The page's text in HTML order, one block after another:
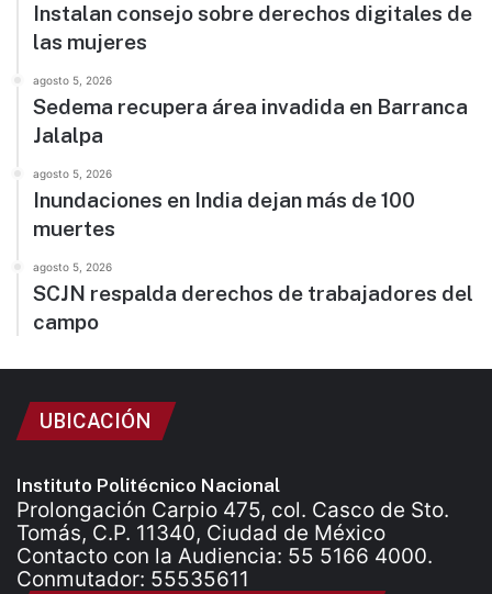
Instalan consejo sobre derechos digitales de
las mujeres
agosto 5, 2026
Sedema recupera área invadida en Barranca
Jalalpa
agosto 5, 2026
Inundaciones en India dejan más de 100
muertes
agosto 5, 2026
SCJN respalda derechos de trabajadores del
campo
UBICACIÓN
Instituto Politécnico Nacional
Prolongación Carpio 475, col. Casco de Sto.
Tomás, C.P. 11340, Ciudad de México
Contacto con la Audiencia: 55 5166 4000.
Conmutador: 55535611